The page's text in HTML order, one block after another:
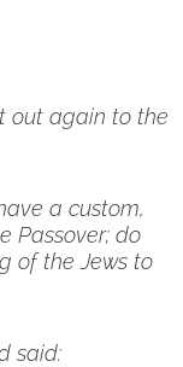
out again to the
a custom,
Passover; do
of the Jews to
said: